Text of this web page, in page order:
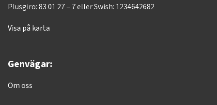
Plusgiro: 83 01 27 – 7 eller Swish: 1234642682
Visa på karta
Genvägar:
Om oss